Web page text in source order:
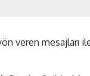
veren mesajları